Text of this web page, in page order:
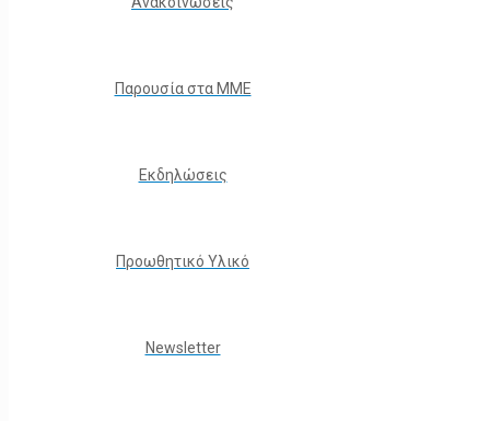
Παρουσία στα ΜΜΕ
Εκδηλώσεις
Προωθητικό Υλικό
Νewsletter